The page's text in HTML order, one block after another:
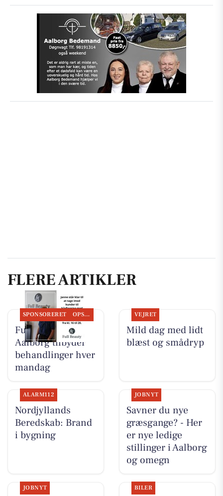
FLERE ARTIKLER
SPONSORERET OPSLAGSTAVLEN
Full Beauty
Aalborg tilbyder
behandlinger hver
mandag
VEJRET
Mild dag med lidt
blæst og smådryp
ALARM112
Nordjyllands
Beredskab: Brand
i bygning
JOBNYT
Savner du nye
græsgange? - Her
er nye ledige
stillinger i Aalborg
og omegn
JOBNYT BILER